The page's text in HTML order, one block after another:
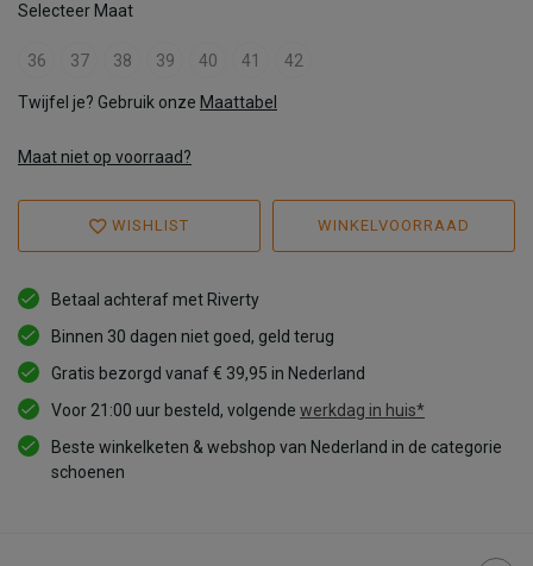
Selecteer Maat
36 37 38 39 40 41 42
Twijfel je? Gebruik onze Maattabel
Maat niet op voorraad?
WISHLIST WINKELVOORRAAD
Betaal achteraf met Riverty
Binnen 30 dagen niet goed, geld terug
Gratis bezorgd vanaf € 39,95 in Nederland
Voor 21:00 uur besteld, volgende werkdag in huis*
Beste winkelketen & webshop van Nederland in de categorie
schoenen